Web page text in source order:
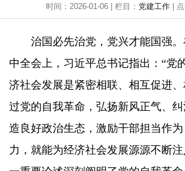
时间：2026-01-06 | 栏目： 党建工作 |
治国必先治党，党兴才能国强
中全会上，习近平总书记指出：“党
济社会发展是紧密相联、相互促进
过党的自我革命，弘扬新风正气、
造良好政治生态，激励干部担当作
力，就能为经济社会发展源源不断